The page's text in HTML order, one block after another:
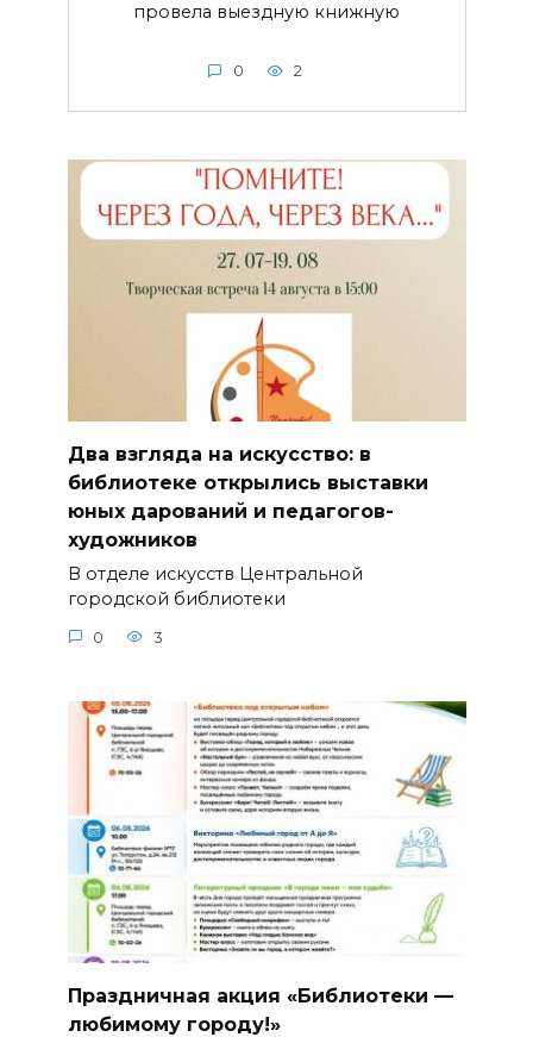
провела выездную книжную
0 2
Два взгляда на искусство: в
библиотеке открылись выставки
юных дарований и педагогов-
художников
В отделе искусств Центральной
городской библиотеки
0 3
Праздничная акция «Библиотеки —
любимому городу!»